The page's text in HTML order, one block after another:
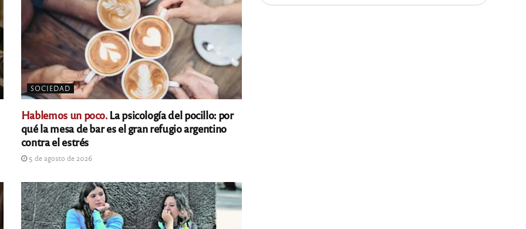
SOCIEDAD
Hablemos un poco.La psicología del pocillo: por
qué la mesa de bar es el gran refugio argentino
contra el estrés
5 de agosto de 2026